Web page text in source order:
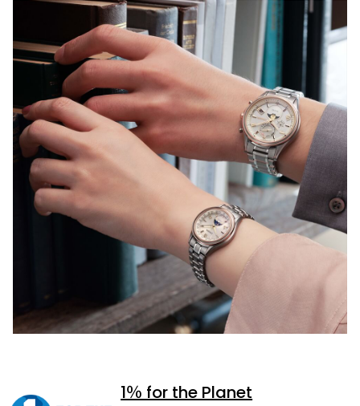
1％ for the Planet